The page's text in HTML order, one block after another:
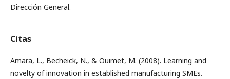
Dirección General.
Citas
Amara, L., Becheick, N., & Ouimet, M. (2008). Learning and
novelty of innovation in established manufacturing SMEs.